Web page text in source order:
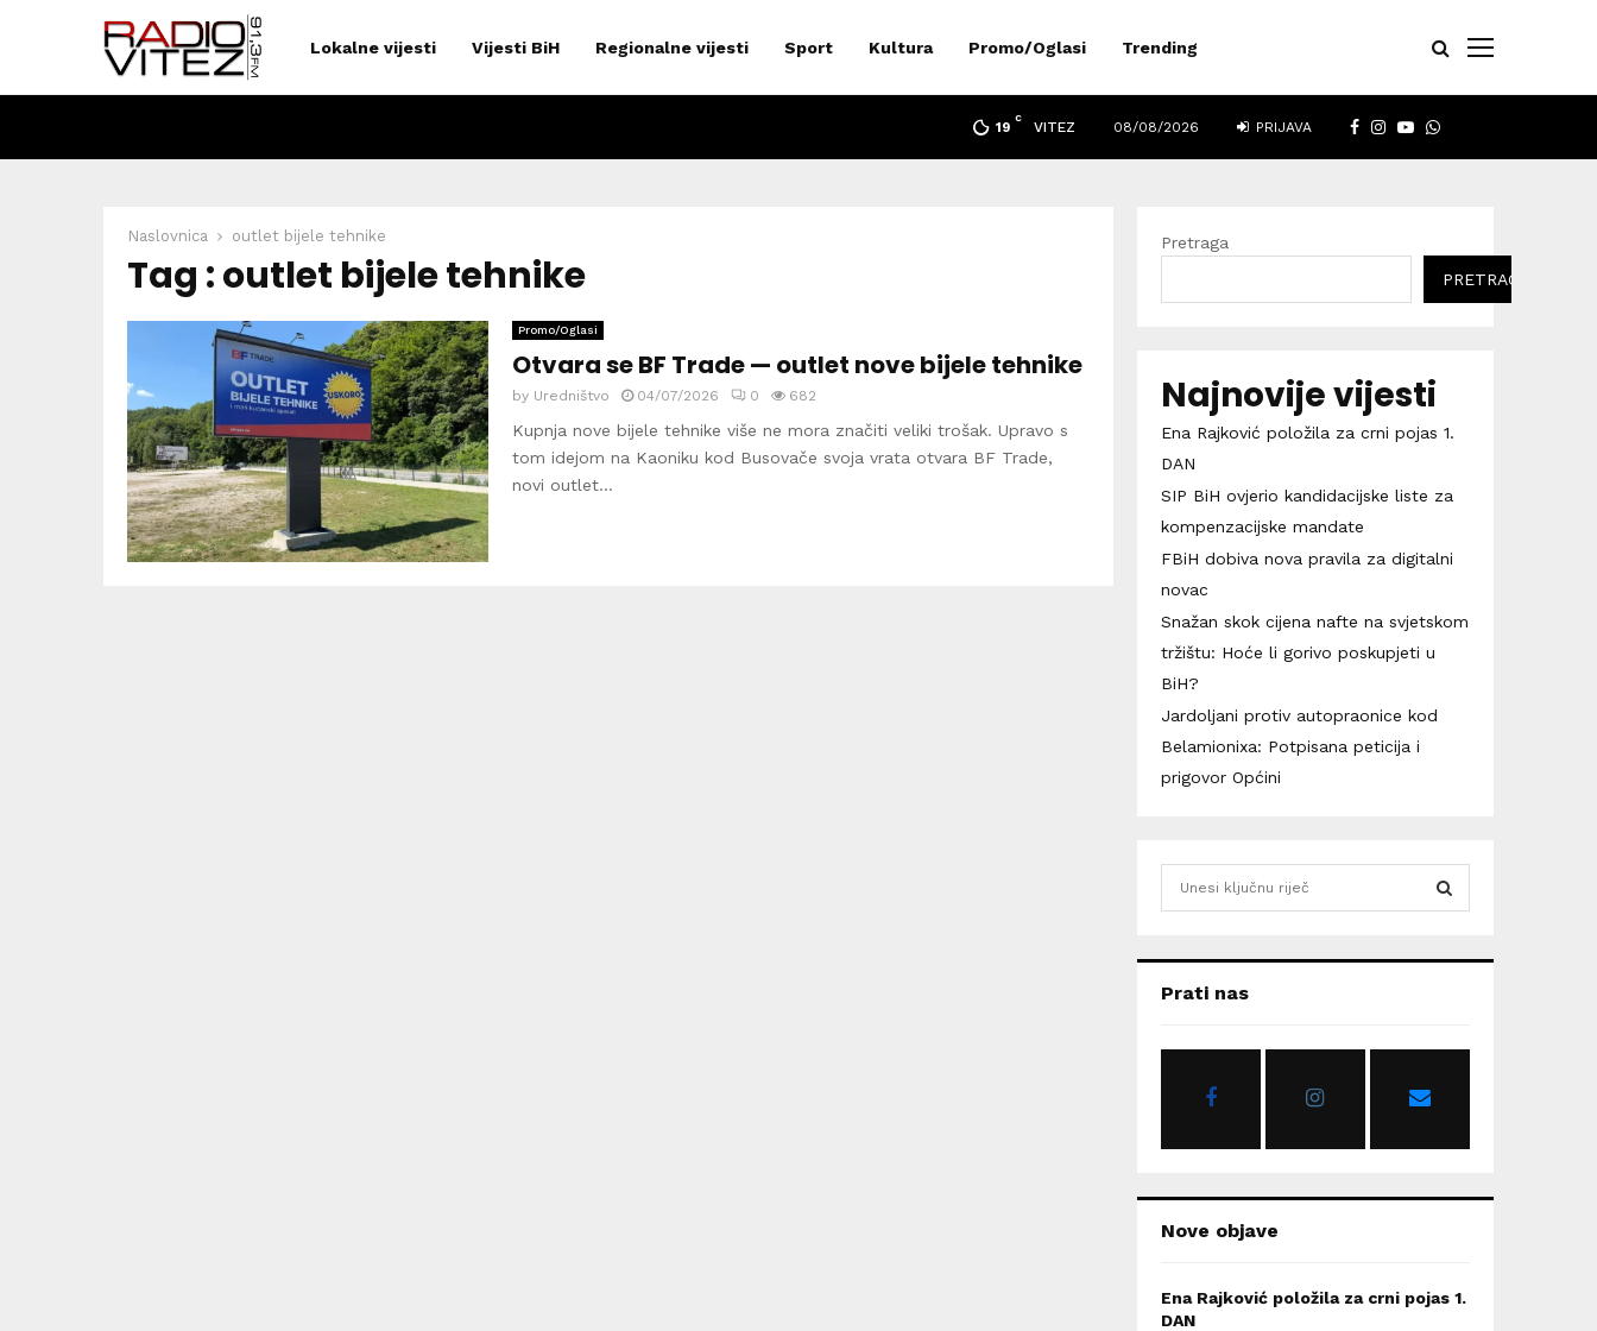
Lokalne vijesti Vijesti BiH Regionalne vijesti Sport Kultura Promo/Oglasi Trending
FACEBOOK
INSTAGRAM
YOUTUBE
WHATSAPP
19
C
VITEZ 08/08/2026 PRIJAVA
Naslovnica outlet bijele tehnike
Tag : outlet bijele tehnike
Promo/Oglasi
Otvara se BF Trade — outlet nove bijele tehnike
by Uredništvo 04/07/2026 0 682
Kupnja nove bijele tehnike više ne mora značiti veliki trošak. Upravo s
tom idejom na Kaoniku kod Busovače svoja vrata otvara BF Trade,
novi outlet...
Pretraga
PRETRAGA
Najnovije vijesti
Ena Rajković položila za crni pojas 1.
DAN
SIP BiH ovjerio kandidacijske liste za
kompenzacijske mandate
FBiH dobiva nova pravila za digitalni
novac
Snažan skok cijena nafte na svjetskom
tržištu: Hoće li gorivo poskupjeti u
BiH?
Jardoljani protiv autopraonice kod
Belamionixa: Potpisana peticija i
prigovor Općini
h
o
Prati nas
Nove objave
Ena Rajković položila za crni pojas 1.
DAN